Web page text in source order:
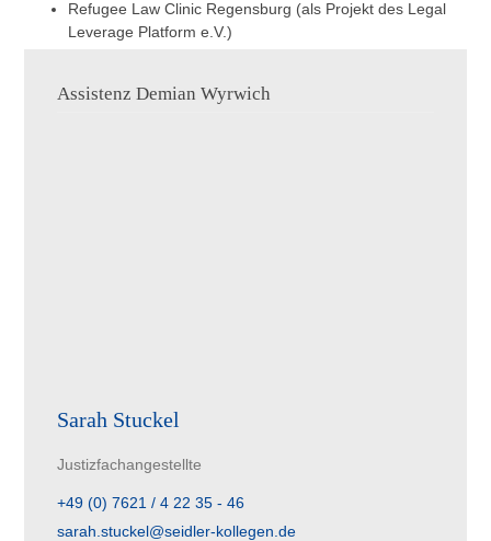
Refugee Law Clinic Regensburg (als Projekt des Legal
Leverage Platform e.V.)
Assistenz Demian Wyrwich
Sarah Stuckel
Justizfachangestellte
+49 (0) 7621 / 4 22 35 - 46
sarah.stuckel@seidler-kollegen.de